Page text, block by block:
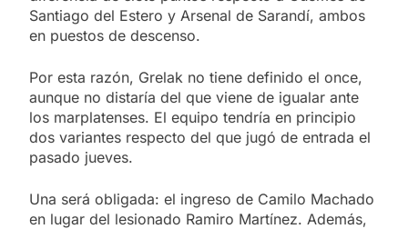
Santiago del Estero y Arsenal de Sarandí, ambos
en puestos de descenso.
Por esta razón, Grelak no tiene definido el once,
aunque no distaría del que viene de igualar ante
los marplatenses. El equipo tendría en principio
dos variantes respecto del que jugó de entrada el
pasado jueves.
Una será obligada: el ingreso de Camilo Machado
en lugar del lesionado Ramiro Martínez. Además,